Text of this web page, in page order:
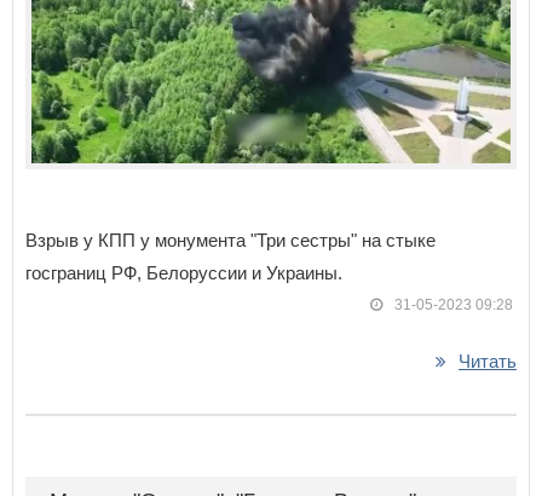
Взрыв у КПП у монумента "Три сестры" на стыке
госграниц РФ, Белоруссии и Украины.
31-05-2023 09:28
Читать